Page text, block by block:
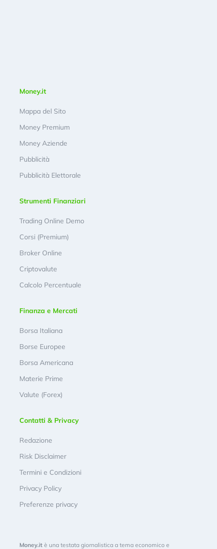
Money.it
Mappa del Sito
Money Premium
Money Aziende
Pubblicità
Pubblicità Elettorale
Strumenti Finanziari
Trading Online Demo
Corsi (Premium)
Broker Online
Criptovalute
Calcolo Percentuale
Finanza e Mercati
Borsa Italiana
Borse Europee
Borsa Americana
Materie Prime
Valute (Forex)
Contatti & Privacy
Redazione
Risk Disclaimer
Termini e Condizioni
Privacy Policy
Preferenze privacy
Money.it è una testata giornalistica a tema economico e